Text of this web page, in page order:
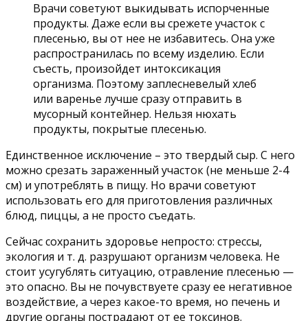
Врачи советуют выкидывать испорченные
продукты. Даже если вы срежете участок с
плесенью, вы от нее не избавитесь. Она уже
распространилась по всему изделию. Если
съесть, произойдет интоксикация
организма. Поэтому заплесневелый хлеб
или варенье лучше сразу отправить в
мусорный контейнер. Нельзя нюхать
продукты, покрытые плесенью.
Единственное исключение – это твердый сыр. С него
можно срезать зараженный участок (не меньше 2-4
см) и употреблять в пищу. Но врачи советуют
использовать его для приготовления различных
блюд, пиццы, а не просто съедать.
Сейчас сохранить здоровье непросто: стрессы,
экология и т. д. разрушают организм человека. Не
стоит усугублять ситуацию, отравление плесенью —
это опасно. Вы не почувствуете сразу ее негативное
воздействие, а через какое-то время, но печень и
другие органы пострадают от ее токсинов.